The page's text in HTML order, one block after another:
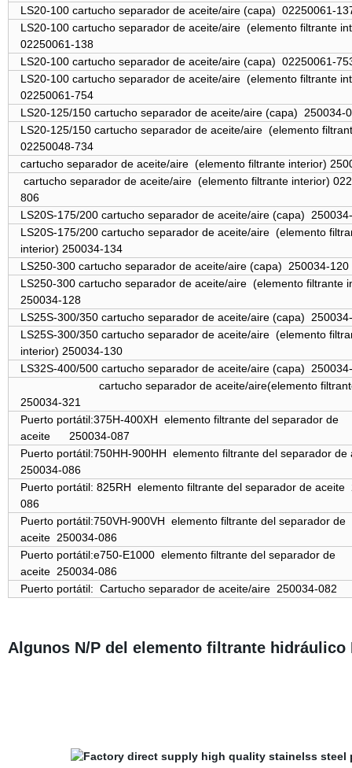
LS20-100 cartucho separador de aceite/aire (capa) 02250061-
LS20-100 cartucho separador de aceite/aire (elemento filtrante
02250061-138
LS20-100 cartucho separador de aceite/aire (capa) 02250061-
LS20-100 cartucho separador de aceite/aire (elemento filtrante
02250061-754
LS20-125/150 cartucho separador de aceite/aire (capa)
LS20-125/150 cartucho separador de aceite/aire (elemento
02250048-734
cartucho separador de aceite/aire (elemento filtrante interior)
cartucho separador de aceite/aire (elemento filtrante interior)
806
LS20S-175/200 cartucho separador de aceite/aire (capa)
LS20S-175/200 cartucho separador de aceite/aire (elemento
interior) 250034-134
LS250-300 cartucho separador de aceite/aire (capa) 250034-120
LS250-300 cartucho separador de aceite/aire (elemento filtrante
250034-128
LS25S-300/350 cartucho separador de aceite/aire (capa)
LS25S-300/350 cartucho separador de aceite/aire (elemento
interior) 250034-130
LS32S-400/500 cartucho separador de aceite/aire (capa)
cartucho separador de aceite/aire(elemento
250034-321
Puerto portátil:375H-400XH elemento filtrante del separador de
aceite
250034-087
Puerto portátil:750HH-900HH elemento filtrante del separador de
250034-086
Puerto portátil: 825RH elemento filtrante del separador de aceite
086
Puerto portátil:750VH-900VH elemento filtrante del separador de
aceite 250034-086
Puerto portátil:e750-E1000 elemento filtrante del separador de
aceite 250034-086
Puerto portátil: Cartucho separador de aceite/aire 250034-082
Algunos N/P del elemento filtrante